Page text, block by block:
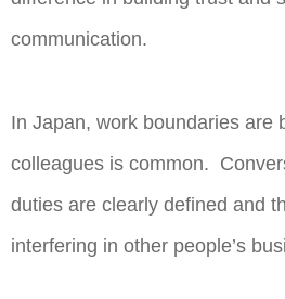
communication.
In Japan, work boundaries are
colleagues is common.
duties are clearly defined and
interfering in other people’s